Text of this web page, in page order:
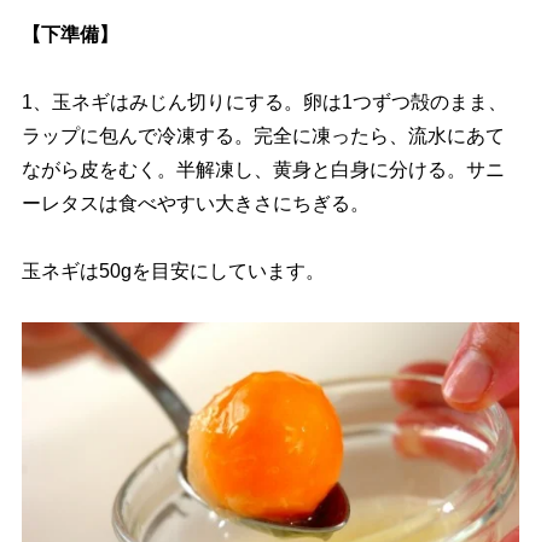
【下準備】
1、玉ネギはみじん切りにする。卵は1つずつ殻のまま、
ラップに包んで冷凍する。完全に凍ったら、流水にあて
ながら皮をむく。半解凍し、黄身と白身に分ける。サニ
ーレタスは食べやすい大きさにちぎる。
玉ネギは50gを目安にしています。